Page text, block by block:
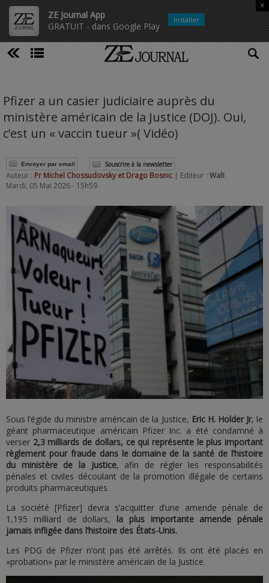
ZE Journal App
GRATUIT - dans Google Play
x
Installer
Pfizer a un casier judiciaire auprès du
ministère américain de la Justice (DOJ). Oui,
c’est un « vaccin tueur »( Vidéo)
Envoyer par email Souscrire à la newsletter
Auteur : Pr Michel Chossudovsky et Drago Bosnic | Editeur : Walt
Mardi, 05 Mai 2026 - 15h59
Sous l’égide du ministre américain de la Justice, Eric H. Holder Jr, le
géant pharmaceutique américain Pfizer Inc. a été condamné à
verser 2,3 milliards de dollars, ce qui représente le plus important
règlement pour fraude dans le domaine de la santé de l’histoire
du ministère de la Justice, afin de régler les responsabilités
pénales et civiles découlant de la promotion illégale de certains
produits pharmaceutiques.
La société [Pfizer] devra s’acquitter d’une amende pénale de
1,195 milliard de dollars, la plus importante amende pénale
jamais infligée dans l’histoire des États-Unis.
Les PDG de Pfizer n’ont pas été arrêtés. Ils ont été placés en
«probation» par le ministère américain de la Justice.